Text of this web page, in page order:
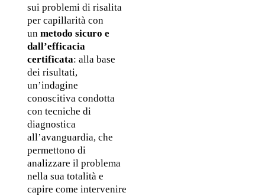
sui problemi di risalita
per capillarità con
un metodo sicuro e
dall’efficacia
certificata: alla base
dei risultati,
un’indagine
conoscitiva condotta
con tecniche di
diagnostica
all’avanguardia, che
permettono di
analizzare il problema
nella sua totalità e
capire come intervenire